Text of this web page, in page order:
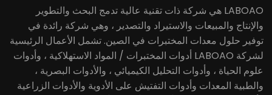
LABOAO هي شركة ذات تقنية عالية تدمج البحث والتطوير
والإنتاج والمبيعات والاستيراد والتصدير ، وهي شركة رائدة في
توفير حلول معدات المختبرات في الصين. تشمل الأعمال الرئيسية
لشركة LABOAO أدوات المختبرات / المواد الاستهلاكية ، وأدوات
علوم الحياة ، وأدوات التحليل الكيميائي ، والأدوات البصرية ،
والطبية المعدات وأدوات التفتيش على الأدوية والأدوات الزراعية